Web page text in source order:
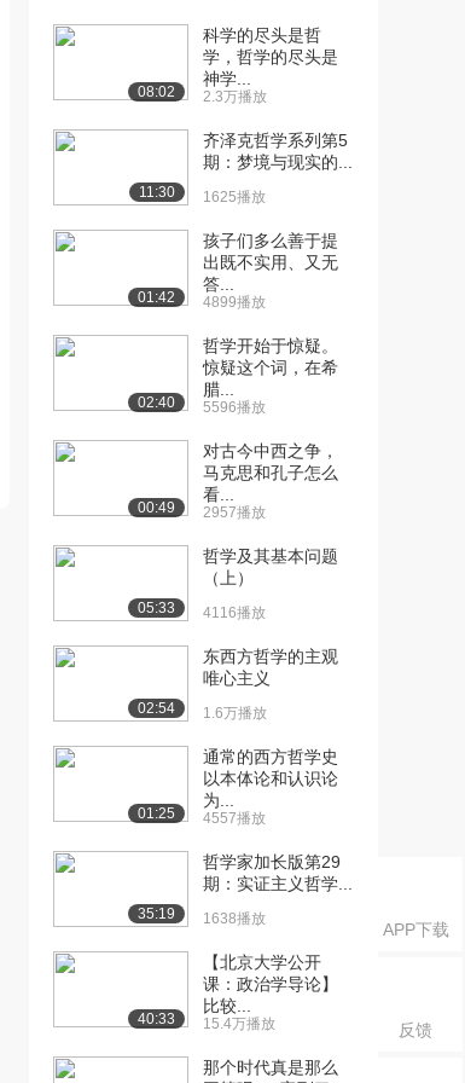
APP下载
反馈
[10] 武汉大学公开课：马
07:07
[11] 武汉大学公开课：哲
07:46
[12] 武汉大学公开课：哲
07:49
质观的历史演进（...
质观的历史演进（...
[15] 武汉大学公开课：从
人工智能看意识的...
[16] 武汉大学公开课：从
人工智能看意识的...
5716播放
[17] 武汉大学公开课：如
何理解唯物辩证法...
8338播放
[18] 武汉大学公开课：如
6309播放
[19] 武汉大学公开课：唯
6140播放
[20] 武汉大学公开课：唯
物辩证法的基本范...
4762播放
08:02
科学的尽头是哲
学，哲学的尽头是
神学...
2.3万播放
11:30
齐泽克哲学系列第5
期：梦境与现实的...
1625播放
01:42
孩子们多么善于提
出既不实用、又无
答...
4899播放
02:40
哲学开始于惊疑。
惊疑这个词，在希
腊...
5596播放
00:49
对古今中西之争，
马克思和孔子怎么
看...
2957播放
05:33
哲学及其基本问题
（上）
4116播放
02:54
东西方哲学的主观
唯心主义
1.6万播放
01:25
通常的西方哲学史
以本体论和认识论
为...
4557播放
35:19
哲学家加长版第29
期：实证主义哲学...
1638播放
40:33
【北京大学公开
课：政治学导论】
比较...
15.4万播放
那个时代真是那么